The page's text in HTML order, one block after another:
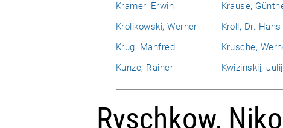
Kramer, Erwin Krause,
Krolikowski, Werner
Kroll, Dr. Hans
Krug, Manfred
Krusche,
Kunze, Rainer
Kwizinskij, Julij
Ryschkow,